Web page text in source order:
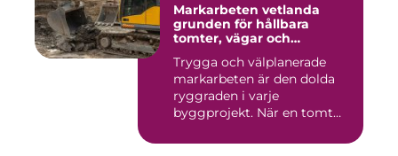
Markarbeten vetlanda
grunden för hållbara
tomter, vägar och
Trygga och välplanerade
markarbeten är den dolda
ryggraden i varje
byggprojekt. När en tomt